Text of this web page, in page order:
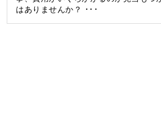
はありませんか？ ･･･